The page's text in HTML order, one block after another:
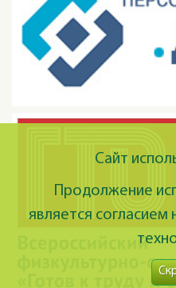
Сайт
Продолжение
является